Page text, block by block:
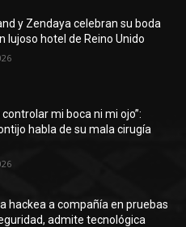
y Zendaya celebran su boda
lujoso hotel de Reino Unido
controlar mi boca ni mi ojo”:
habla de su mala cirugía
hackea a compañía en pruebas
admite tecnológica